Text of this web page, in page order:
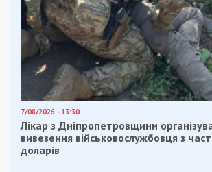
7/08/2026 - 13:30
Лікар з Дніпропетровщини
вивезення військовослужбовця з
доларів